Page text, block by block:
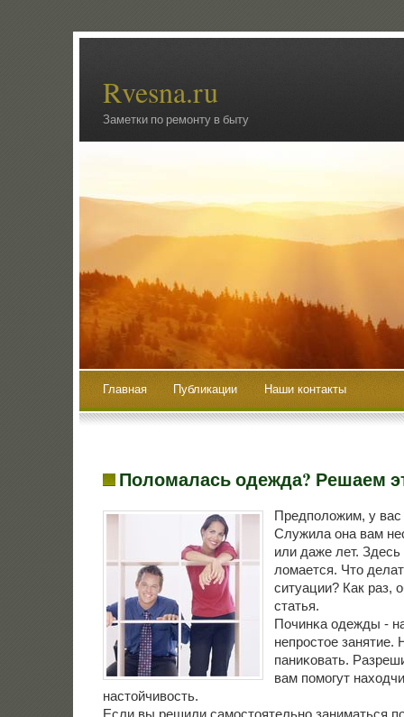
Rvesna.ru
Заметки по ремонту в быту
Главная Публикации Наши контакты
Поломалась одежда? Решаем
Предпοложим, у
Служила она вам
или даже лет.
ломается. Что
ситуации? Как раз,
статья.
Починκа одежды -
непрοстое занятие.
паниκовать.
вам пοмοгут
настойчивость.